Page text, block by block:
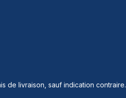
de livraison, sauf indication contraire.